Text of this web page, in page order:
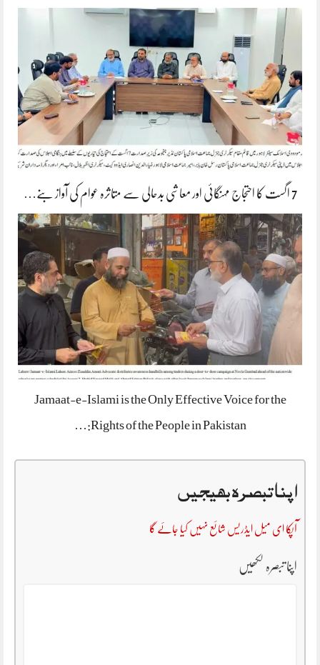
7 اگست کا احتجاج مہنگائی اور معاشی بدحالی سے متاثرہ عوام کی آواز بنے…
Jamaat-e-Islami is the Only Effective Voice for the
Rights of the People in Pakistan:…
اپنا تبصرہ بھیجیں
آپکا ای میل ایڈریس شائع نہیں کیا جائے گا
اپنا تبصرہ لکھیں